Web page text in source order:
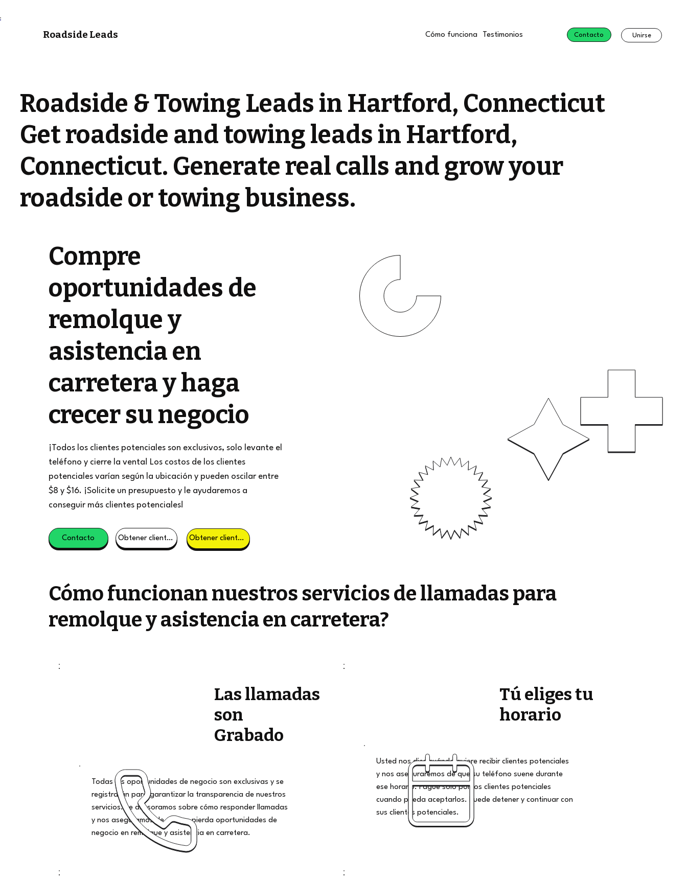
Roadside Leads Cómo funciona Testimonios Contacto Unirse
Roadside & Towing Leads in Hartford, Connecticut
Get roadside and towing leads in Hartford,
Connecticut. Generate real calls and grow your
roadside or towing business.
Compre
oportunidades de
remolque y
asistencia en
carretera y haga
crecer su negocio
¡Todos los clientes potenciales son exclusivos, solo levante el
teléfono y cierre la venta! Los costos de los clientes
potenciales varían según la ubicación y pueden oscilar entre
$8 y $16. ¡Solicite un presupuesto y le ayudaremos a
conseguir más clientes potenciales!
Contacto Obtener clientes potenciales Obtener clientes potenciales
Cómo funcionan nuestros servicios de llamadas para
remolque y asistencia en carretera?
Las llamadas
son
Grabado
Todas las oportunidades de negocio son exclusivas y se
registrarán para garantizar la transparencia de nuestros
servicios. Le asesoramos sobre cómo responder llamadas
y nos aseguramos de que no pierda oportunidades de
negocio en remolque y asistencia en carretera.
Tú eliges tu
horario
Usted nos dice cuándo quiere recibir clientes potenciales
y nos aseguraremos de que su teléfono suene durante
ese horario. Pague solo por los clientes potenciales
cuando pueda aceptarlos. Puede detener y continuar con
sus clientes potenciales.